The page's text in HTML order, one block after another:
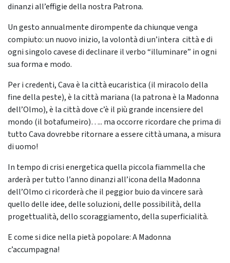
dinanzi all’effigie della nostra Patrona.
Un gesto annualmente dirompente da chiunque venga
compiuto: un nuovo inizio, la volontà di un’intera città e di
ogni singolo cavese di declinare il verbo “illuminare” in ogni
sua forma e modo.
Per i credenti, Cava è la città eucaristica (il miracolo della
fine della peste), è la città mariana (la patrona è la Madonna
dell’Olmo), è la città dove c’è il più grande incensiere del
mondo (il botafumeiro)….. ma occorre ricordare che prima di
tutto Cava dovrebbe ritornare a essere città umana, a misura
di uomo!
In tempo di crisi energetica quella piccola fiammella che
arderà per tutto l’anno dinanzi all’icona della Madonna
dell’Olmo ci ricorderà che il peggior buio da vincere sarà
quello delle idee, delle soluzioni, delle possibilità, della
progettualità, dello scoraggiamento, della superficialità.
E come si dice nella pietà popolare: A Madonna
c’accumpagna!